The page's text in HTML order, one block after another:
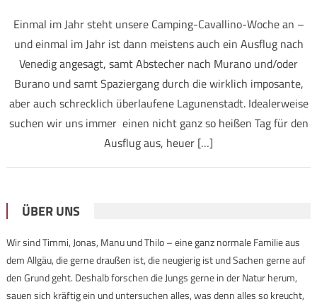
Einmal im Jahr steht unsere Camping-Cavallino-Woche an –
und einmal im Jahr ist dann meistens auch ein Ausflug nach
Venedig angesagt, samt Abstecher nach Murano und/oder
Burano und samt Spaziergang durch die wirklich imposante,
aber auch schrecklich überlaufene Lagunenstadt. Idealerweise
suchen wir uns immer einen nicht ganz so heißen Tag für den
Ausflug aus, heuer […]
ÜBER UNS
Wir sind Timmi, Jonas, Manu und Thilo – eine ganz normale Familie aus
dem Allgäu, die gerne draußen ist, die neugierig ist und Sachen gerne auf
den Grund geht. Deshalb forschen die Jungs gerne in der Natur herum,
sauen sich kräftig ein und untersuchen alles, was denn alles so kreucht,